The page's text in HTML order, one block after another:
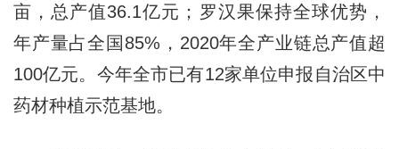
亩，总产值36.1亿元；罗汉果保持全球优势，
年产量占全国85%，2020年全产业链总产值超
100亿元。今年全市已有12家单位申报自治区中
药材种植示范基地。